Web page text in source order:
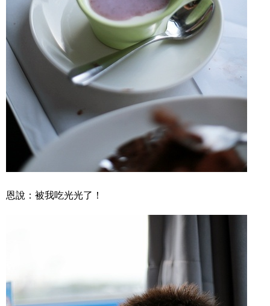
恩說：被我吃光光了！